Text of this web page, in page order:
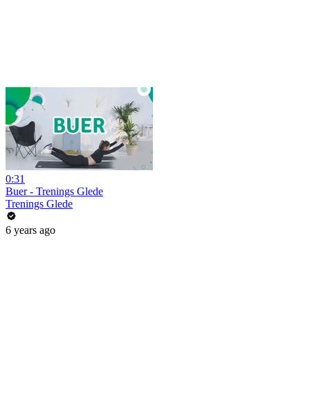
0:31
Buer - Trenings Glede
Trenings Glede
6 years ago